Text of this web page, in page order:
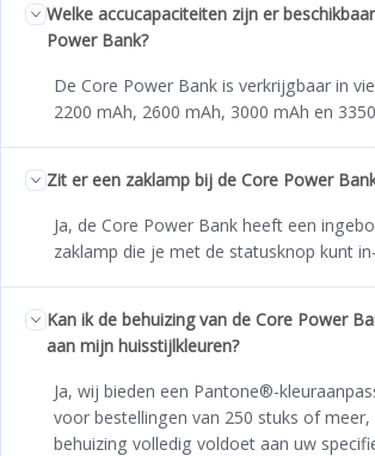
Welke accucapaciteiten zijn er
Power Bank?
De Core Power Bank is verkrijgbaar in
2200 mAh, 2600 mAh, 3000 mAh en
Zit er een zaklamp bij de Core Power
Ja, de Core Power Bank heeft een
zaklamp die je met de statusknop kunt
Kan ik de behuizing van de Core Power
aan mijn huisstijlkleuren?
Ja, wij bieden een Pantone®-
voor bestellingen van 250 stuks of meer,
behuizing volledig voldoet aan uw